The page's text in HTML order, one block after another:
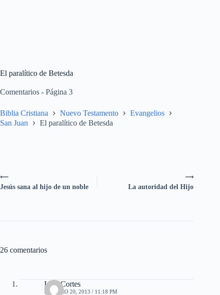
El paralítico de Betesda
Comentarios - Página 3
Biblia Cristiana Nuevo Testamento
Evangelios
San Juan
El paralítico de Betesda
⟶
La autoridad del Hijo
⟵
Jesús sana al hijo de un noble
26 comentarios
Lalo Cortes
FEBRERO 20, 2013 / 11:18 PM